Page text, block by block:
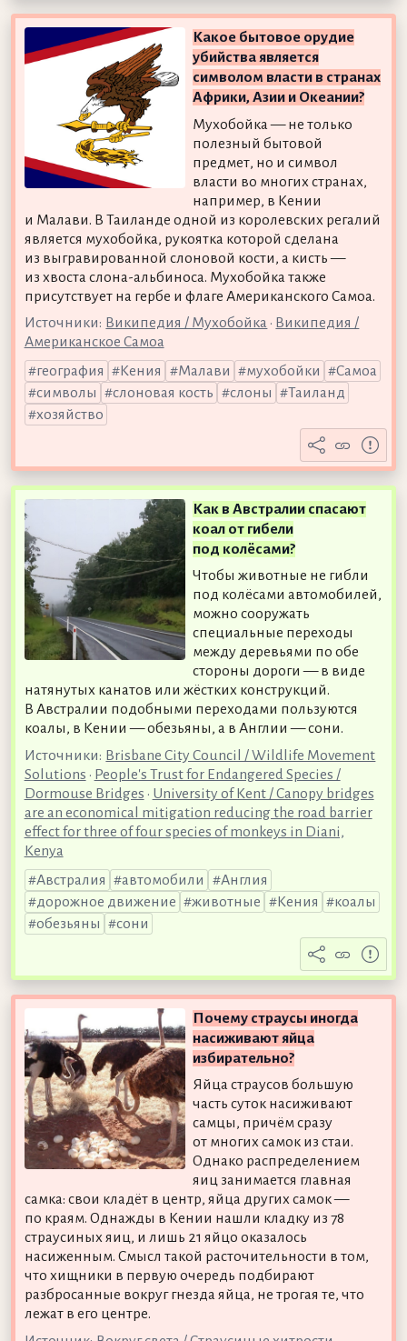
Какое бытовое орудие
убийства является
символом власти в странах
Африки, Азии и Океании?
Мухобойка — не только
полезный бытовой
предмет, но и символ
власти во многих странах,
например, в Кении
и Малави. В Таиланде одной из королевских регалий
является мухобойка, рукоятка которой сделана
из выгравированной слоновой кости, а кисть —
из хвоста слона-альбиноса. Мухобойка также
присутствует на гербе и флаге Американского Самоа.
Источники: Википедия / Мухобойка • Википедия /
Американское Самоа
география
Кения Малави мухобойки
Самоа
символы
слоновая кость слоны
Таиланд
хозяйство
Как в Австралии спасают
коал от гибели
под колёсами?
Чтобы животные не гибли
под колёсами автомобилей,
можно сооружать
специальные переходы
между деревьями по обе
стороны дороги — в виде
натянутых канатов или жёстких конструкций.
В Австралии подобными переходами пользуются
коалы, в Кении — обезьяны, а в Англии — сони.
Источники: Brisbane City Council / Wildlife Movement
Solutions • People's Trust for Endangered Species /
Dormouse Bridges • University of Kent / Canopy bridges
are an economical mitigation reducing the road barrier
effect for three of four species of monkeys in Diani,
Kenya
Австралия
автомобили
Англия
дорожное движение
животные Кения
коалы
обезьяны
сони
Почему страусы иногда
насиживают яйца
избирательно?
Яйца страусов большую
часть суток насиживают
самцы, причём сразу
от многих самок из стаи.
Однако распределением
яиц занимается главная
самка: свои кладёт в центр, яйца других самок —
по краям. Однажды в Кении нашли кладку из 78
страусиных яиц, и лишь 21 яйцо оказалось
насиженным. Смысл такой расточительности в том,
что хищники в первую очередь подбирают
разбросанные вокруг гнезда яйца, не трогая те, что
лежат в его центре.